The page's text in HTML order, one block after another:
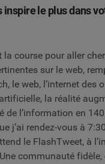
inspire le plus dans
la course pour aller
sur le web,
le web, l’internet des
la réalité
de l’information en
j’ai rendez-vous à
le FlashTweet, à
communauté fidèle,